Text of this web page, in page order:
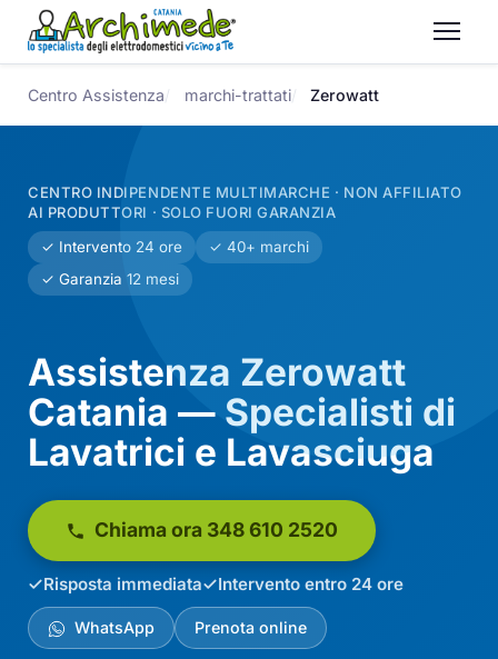
Centro Assistenza marchi-trattati Zerowatt
CENTRO INDIPENDENTE MULTIMARCHE · NON AFFILIATO
AI PRODUTTORI · SOLO FUORI GARANZIA
✓ Intervento 24 ore
✓ 40+ marchi
✓ Garanzia 12 mesi
Assistenza Zerowatt
Catania — Specialisti di
Lavatrici e Lavasciuga
Chiama ora 348 610 2520
Risposta immediata Intervento entro 24 ore
WhatsApp Prenota online